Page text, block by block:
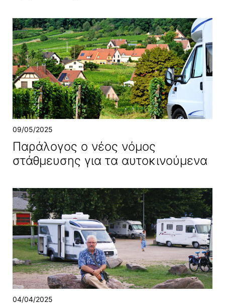
09/05/2025
Παράλογος ο νέος νόμος
στάθμευσης για τα αυτοκινούμενα
04/04/2025